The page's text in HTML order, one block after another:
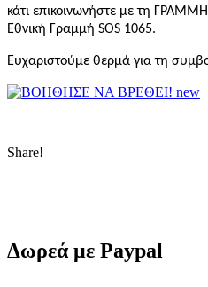
κάτι επικοινωνήστε με τη
Εθνική Γραμμή SOS 1065.
Ευχαριστούμε θερμά για τη
Share!
Δωρεά με Paypal